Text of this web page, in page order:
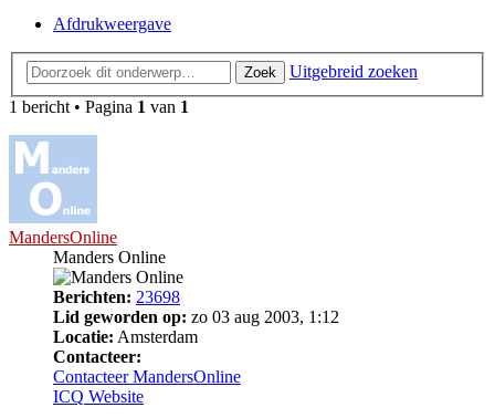
Afdrukweergave
Zoek
Uitgebreid zoeken
1 bericht • Pagina 1 van 1
MandersOnline
Manders Online
Berichten: 23698
Lid geworden op: zo 03 aug 2003, 1:12
Locatie: Amsterdam
Contacteer:
Contacteer MandersOnline
ICQ Website